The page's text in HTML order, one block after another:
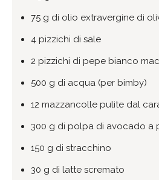
75 g di olio extravergine di
4 pizzichi di sale
2 pizzichi di pepe bianco
500 g di acqua (per bimby)
12 mazzancolle pulite dal
300 g di polpa di avocado a
150 g di stracchino
30 g di latte scremato